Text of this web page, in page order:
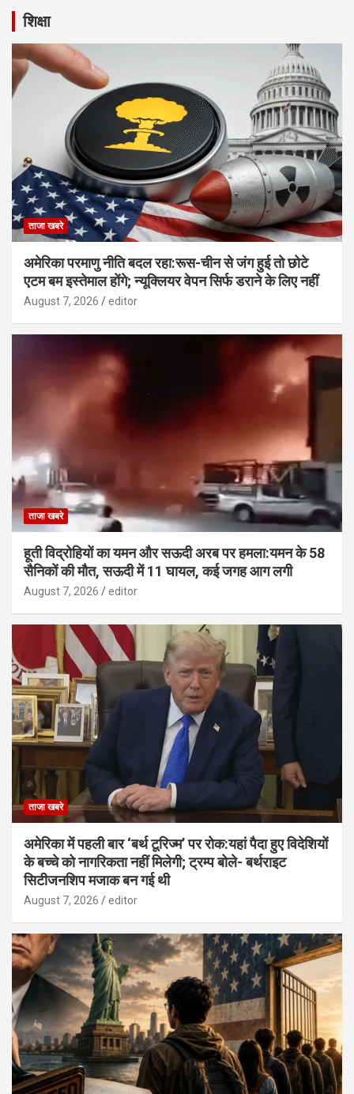
शिक्षा
ताजा खबरे
अमेरिका परमाणु नीति बदल रहा:रूस-चीन से जंग हुई तो छोटे
एटम बम इस्तेमाल होंगे; न्यूक्लियर वेपन सिर्फ डराने के लिए नहीं
August 7, 2026 editor
ताजा खबरे
हूती विद्रोहियों का यमन और सऊदी अरब पर हमला:यमन के 58
सैनिकों की मौत, सऊदी में 11 घायल, कई जगह आग लगी
August 7, 2026 editor
ताजा खबरे
अमेरिका में पहली बार ‘बर्थ टूरिज्म’ पर रोक:यहां पैदा हुए विदेशियों
के बच्चे को नागरिकता नहीं मिलेगी; ट्रम्प बोले- बर्थराइट
सिटीजनशिप मजाक बन गई थी
August 7, 2026 editor